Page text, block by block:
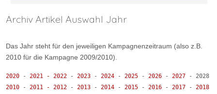
Archiv Artikel Auswahl Jahr
Das Jahr steht für den jeweiligen Kampagnenzeitraum (also z.B.
2010 für die Kampagne 2009/2010).
2020 - 2021 - 2022 - 2023 - 2024 - 2025 - 2026 - 2027
- 2028 -
2010 - 2011 - 2012 - 2013 - 2014 - 2015 - 2016 - 2017 - 2018